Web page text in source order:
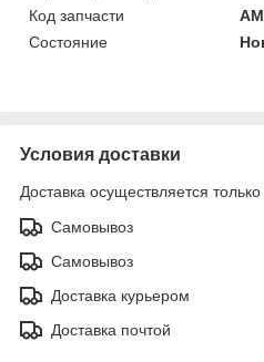
Код запчасти
Состояние
Условия доставки
Доставка осуществляется
Самовывоз
Самовывоз
Доставка курьером
Доставка почтой